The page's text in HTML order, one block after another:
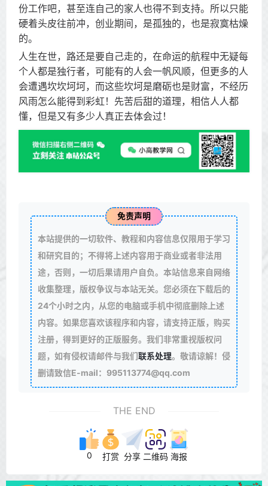
份工作吧，甚至连自己的家人也得不到支持。所以只能
硬着头皮往前冲，创业期间，是孤独的，也是寂寞枯燥
的。
人生在世，路还是要自己走的，在命运的航程中无疑每
个人都是独行者，可能有的人会一帆风顺，但更多的人
会遭遇坎坎坷坷，而这些坎坷是磨砺也是财富，不经历
风雨怎么能得到彩虹！先苦后甜的道理，相信人人都
懂，但是又有多少人真正去体会过！
免责声明
本站提供的一切软件、教程和内容信息仅限用于学习
和研究目的；不得将上述内容用于商业或者非法用
途，否则，一切后果请用户自负。本站信息来自网络
收集整理，版权争议与本站无关。您必须在下载后的
24个小时之内，从您的电脑或手机中彻底删除上述
内容。如果您喜欢该程序和内容，请支持正版，购买
注册，得到更好的正版服务。我们非常重视版权问
题，如有侵权请邮件与我们联系处理。敬请谅解！侵
删请致信E-mail：995113774@qq.com
THE END
0 打赏 分享 二维码 海报